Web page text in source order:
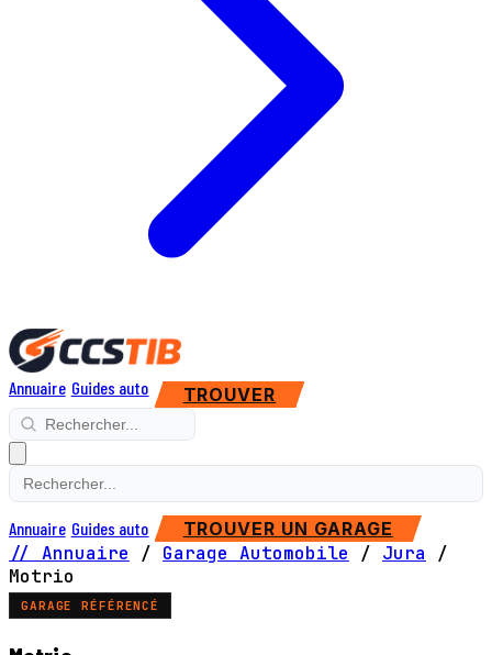
Annuaire Guides auto TROUVER
Annuaire Guides auto TROUVER UN GARAGE
// Annuaire / Garage Automobile / Jura
/
Motrio
GARAGE RÉFÉRENCÉ